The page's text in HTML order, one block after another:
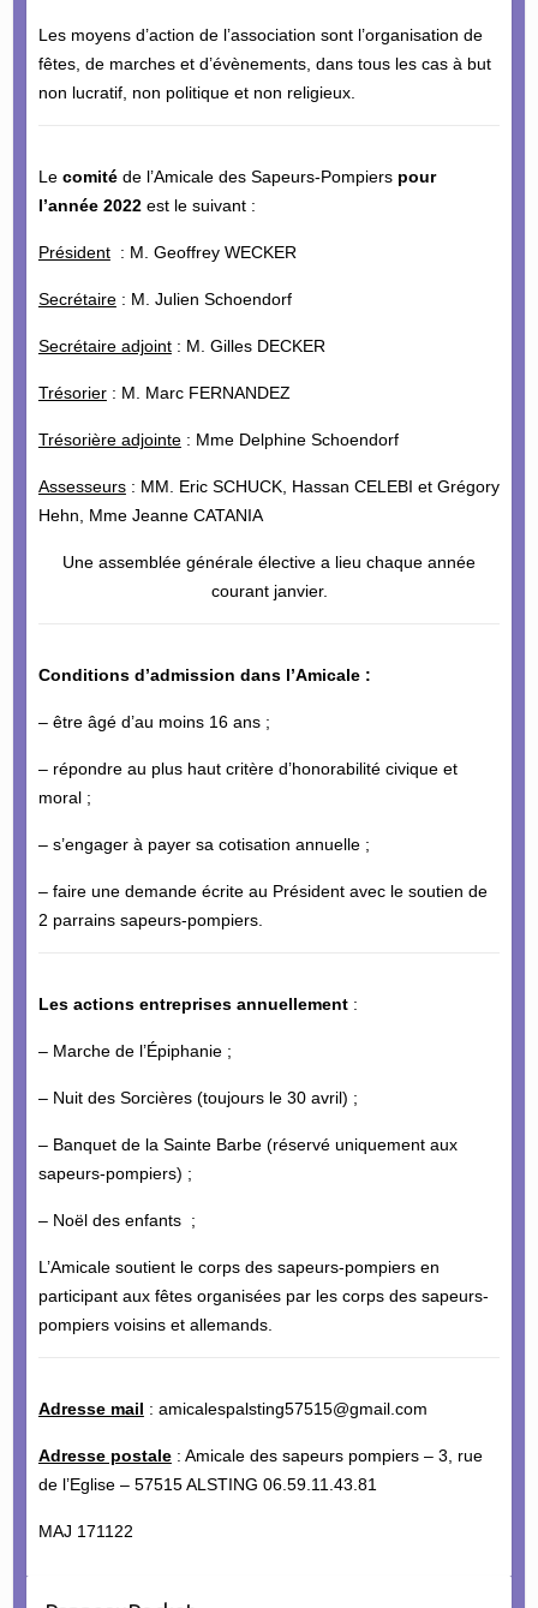
Les moyens d’action de l’association sont l’organisation de
fêtes, de marches et d’évènements, dans tous les cas à but
non lucratif, non politique et non religieux.
Le comitéde l’Amicale des Sapeurs-Pompiers pour
l’année 2022 est le suivant :
Président: M. Geoffrey WECKER
Secrétaire: M. Julien Schoendorf
Secrétaire adjoint: M. Gilles DECKER
Trésorier: M. Marc FERNANDEZ
Trésorière adjointe: Mme Delphine Schoendorf
Assesseurs: MM. Eric SCHUCK, Hassan CELEBI et Grégory
Hehn, Mme Jeanne CATANIA
Une assemblée générale élective a lieu chaque année
courant janvier.
Conditions d’admission dans l’Amicale :
– être âgé d’au moins 16 ans ;
– répondre au plus haut critère d’honorabilité civique et
moral ;
– s’engager à payer sa cotisation annuelle ;
– faire une demande écrite au Président avec le soutien de
2 parrains sapeurs-pompiers.
Les actions entreprises annuellement:
– Marche de l’Épiphanie ;
– Nuit des Sorcières (toujours le 30 avril) ;
– Banquet de la Sainte Barbe (réservé uniquement aux
sapeurs-pompiers) ;
– Noël des enfants ;
L’Amicale soutient le corps des sapeurs-pompiers en
participant aux fêtes organisées par les corps des sapeurs-
pompiers voisins et allemands.
Adresse mail : amicalespalsting57515@gmail.com
Adresse postale: Amicale des sapeurs pompiers – 3, rue
de l’Eglise – 57515 ALSTING 06.59.11.43.81
MAJ 171122